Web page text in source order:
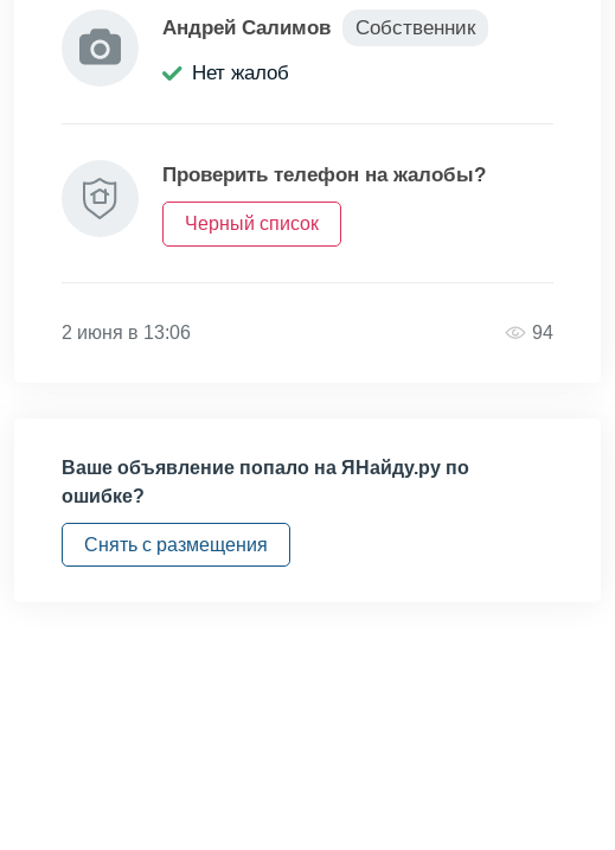
Андрей Салимов
Собственник
Нет жалоб
Проверить телефон на жалобы?
Черный список
2 июня в 13:06 94
Ваше объявление попало на ЯНайду.ру по
ошибке?
Снять с размещения